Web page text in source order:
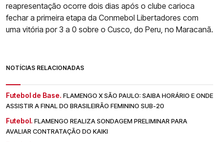
reapresentação ocorre dois dias após o clube carioca
fechar a primeira etapa da Conmebol Libertadores com
uma vitória por 3 a 0 sobre o Cusco, do Peru, no Maracanã.
NOTÍCIAS RELACIONADAS
Futebol de Base. FLAMENGO X SÃO PAULO: SAIBA HORÁRIO E ONDE
ASSISTIR A FINAL DO BRASILEIRÃO FEMININO SUB-20
Futebol. FLAMENGO REALIZA SONDAGEM PRELIMINAR PARA
AVALIAR CONTRATAÇÃO DO KAIKI